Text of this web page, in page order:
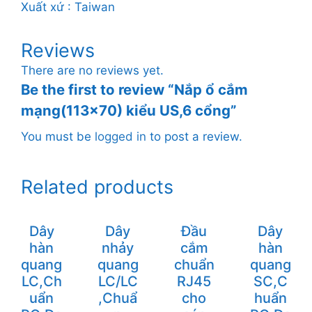
Xuất xứ : Taiwan
Reviews
There are no reviews yet.
Be the first to review “Nắp ổ cắm
mạng(113×70) kiểu US,6 cổng”
You must be logged in to post a review.
Related products
Dây
hàn
quang
LC,Ch
uẩn
Dây
nhảy
quang
LC/LC
,Chuẩ
Đầu
cắm
chuẩn
RJ45
cho
Dây
hàn
quang
SC,C
huẩn